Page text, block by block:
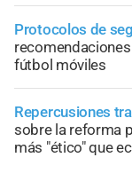
Protocolos de
fútbol móviles
Repercusiones
sobre la reforma
más "ético" que